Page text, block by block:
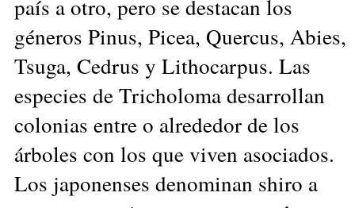
país a otro, pero se destacan los
géneros Pinus, Picea, Quercus, Abies,
Tsuga, Cedrus y Lithocarpus. Las
especies de Tricholoma desarrollan
colonias entre o alrededor de los
árboles con los que viven asociados.
Los japonenses denominan shiro a